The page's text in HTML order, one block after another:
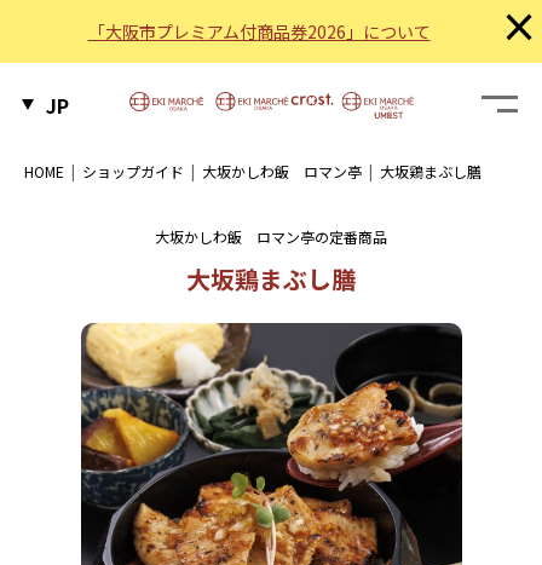
「大阪市プレミアム付商品券2026」について ×
JP
HOME ショップガイド 大坂かしわ飯 ロマン亭 大坂鶏まぶし膳
大坂かしわ飯 ロマン亭の定番商品
大坂鶏まぶし膳